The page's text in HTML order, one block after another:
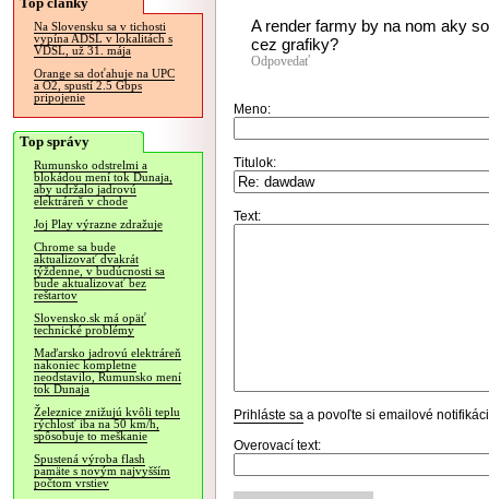
Na Slovensku sa v tichosti
vypína ADSL v lokalitách s
VDSL, už 31. mája
Orange sa doťahuje na UPC
a O2, spustí 2.5 Gbps
pripojenie
Top správy
Rumunsko odstrelmi a
blokádou mení tok Dunaja,
aby udržalo jadrovú
elektráreň v chode
Joj Play výrazne zdražuje
Chrome sa bude
aktualizovať dvakrát
týždenne, v budúcnosti sa
bude aktualizovať bez
reštartov
Slovensko.sk má opäť
technické problémy
Maďarsko jadrovú elektráreň
nakoniec kompletne
neodstavilo, Rumunsko mení
tok Dunaja
Železnice znižujú kvôli teplu
rýchlosť iba na 50 km/h,
spôsobuje to meškanie
Spustená výroba flash
pamäte s novým najvyšším
počtom vrstiev
A render farmy by na nom aky
cez grafiky?
Odpovedať
Meno:
Titulok:
Text:
Prihláste sa a povoľte si emailové
Overovací text: